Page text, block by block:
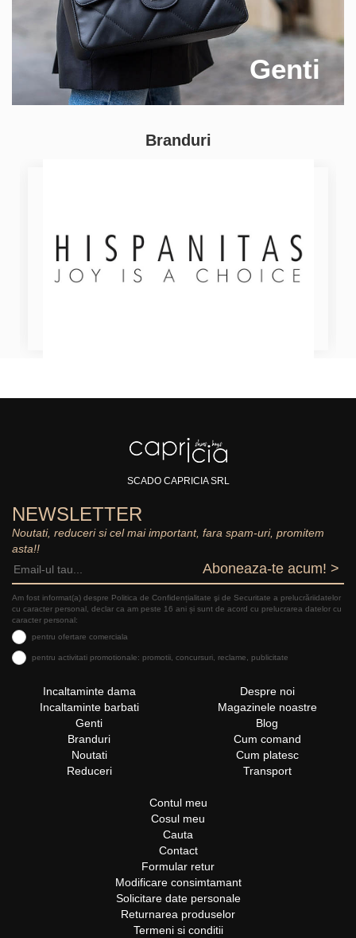
Genti
Branduri
SCADO CAPRICIA SRL
NEWSLETTER
Noutati, reduceri si cel mai important, fara spam-uri, promitem
asta!!
Aboneaza-te acum! >
Am fost informat(a) despre Politica de Confidențialitate şi de Securitate a prelucrăriidatelor
cu caracter personal, declar ca am peste 16 ani și sunt de acord cu prelucrarea datelor cu
caracter personal:
pentru ofertare comerciala
pentru activitati promotionale: promotii, concursuri, reclame, publicitate
Incaltaminte dama
Incaltaminte barbati
Genti
Branduri
Noutati
Reduceri
Despre noi
Magazinele noastre
Blog
Cum comand
Cum platesc
Transport
Contul meu
Cosul meu
Cauta
Contact
Formular retur
Modificare consimtamant
Solicitare date personale
Returnarea produselor
Termeni si conditii